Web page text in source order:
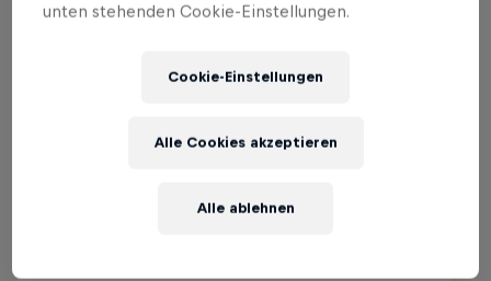
unten stehenden Cookie-Einstellungen.
Cookie-Einstellungen
Alle ablehnen
Alle Cookies akzeptieren